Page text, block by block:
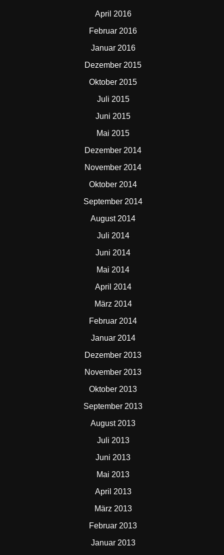
April 2016
Februar 2016
Januar 2016
Dezember 2015
Oktober 2015
Juli 2015
Juni 2015
Mai 2015
Dezember 2014
November 2014
Oktober 2014
September 2014
August 2014
Juli 2014
Juni 2014
Mai 2014
April 2014
März 2014
Februar 2014
Januar 2014
Dezember 2013
November 2013
Oktober 2013
September 2013
August 2013
Juli 2013
Juni 2013
Mai 2013
April 2013
März 2013
Februar 2013
Januar 2013